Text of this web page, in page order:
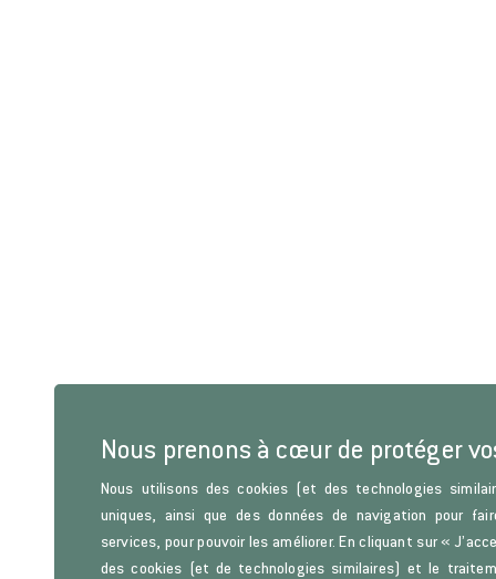
Nous prenons à cœur de protéger
Nous utilisons des cookies (et des technologies
uniques, ainsi que des données de navigation pour
services, pour pouvoir les améliorer. En cliquant sur «
des cookies (et de technologies similaires) et le